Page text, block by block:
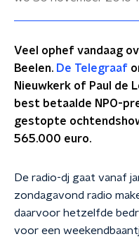
Veel ophef vandaag
Beelen. De Telegraaf
Nieuwkerk of Paul de
best betaalde NPO-
gestopte
565.000 euro.
De radio-dj gaat vanaf
zondagavond radio
daarvoor hetzelfde
voor een